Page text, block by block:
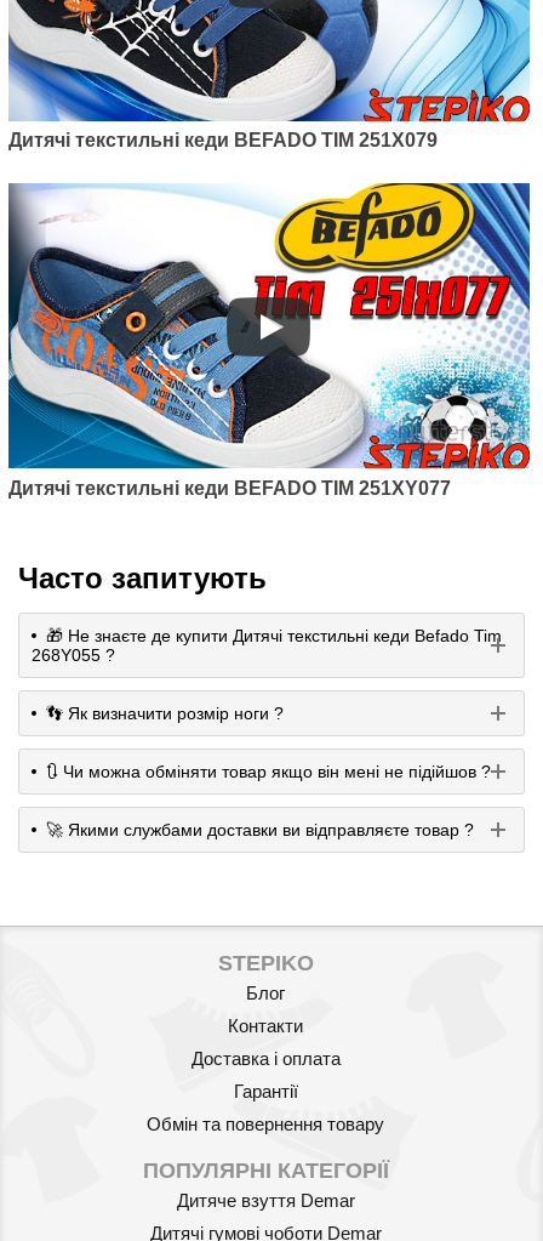
Дитячі текстильні кеди BEFADO TIM 251X079
Дитячі текстильні кеди BEFADO TIM 251XY077
Часто запитують
🎁 Не знаєте де купити Дитячі текстильні кеди Befado Tim
268Y055 ?
👣 Як визначити розмір ноги ?
🔃 Чи можна обміняти товар якщо він мені не підійшов ?
🚀 Якими службами доставки ви відправляєте товар ?
STEPIKO
Блог
Контакти
Доставка і оплата
Гарантії
Обмін та повернення товару
ПОПУЛЯРНІ КАТЕГОРІЇ
Дитяче взуття Demar
Дитячі гумові чоботи Demar